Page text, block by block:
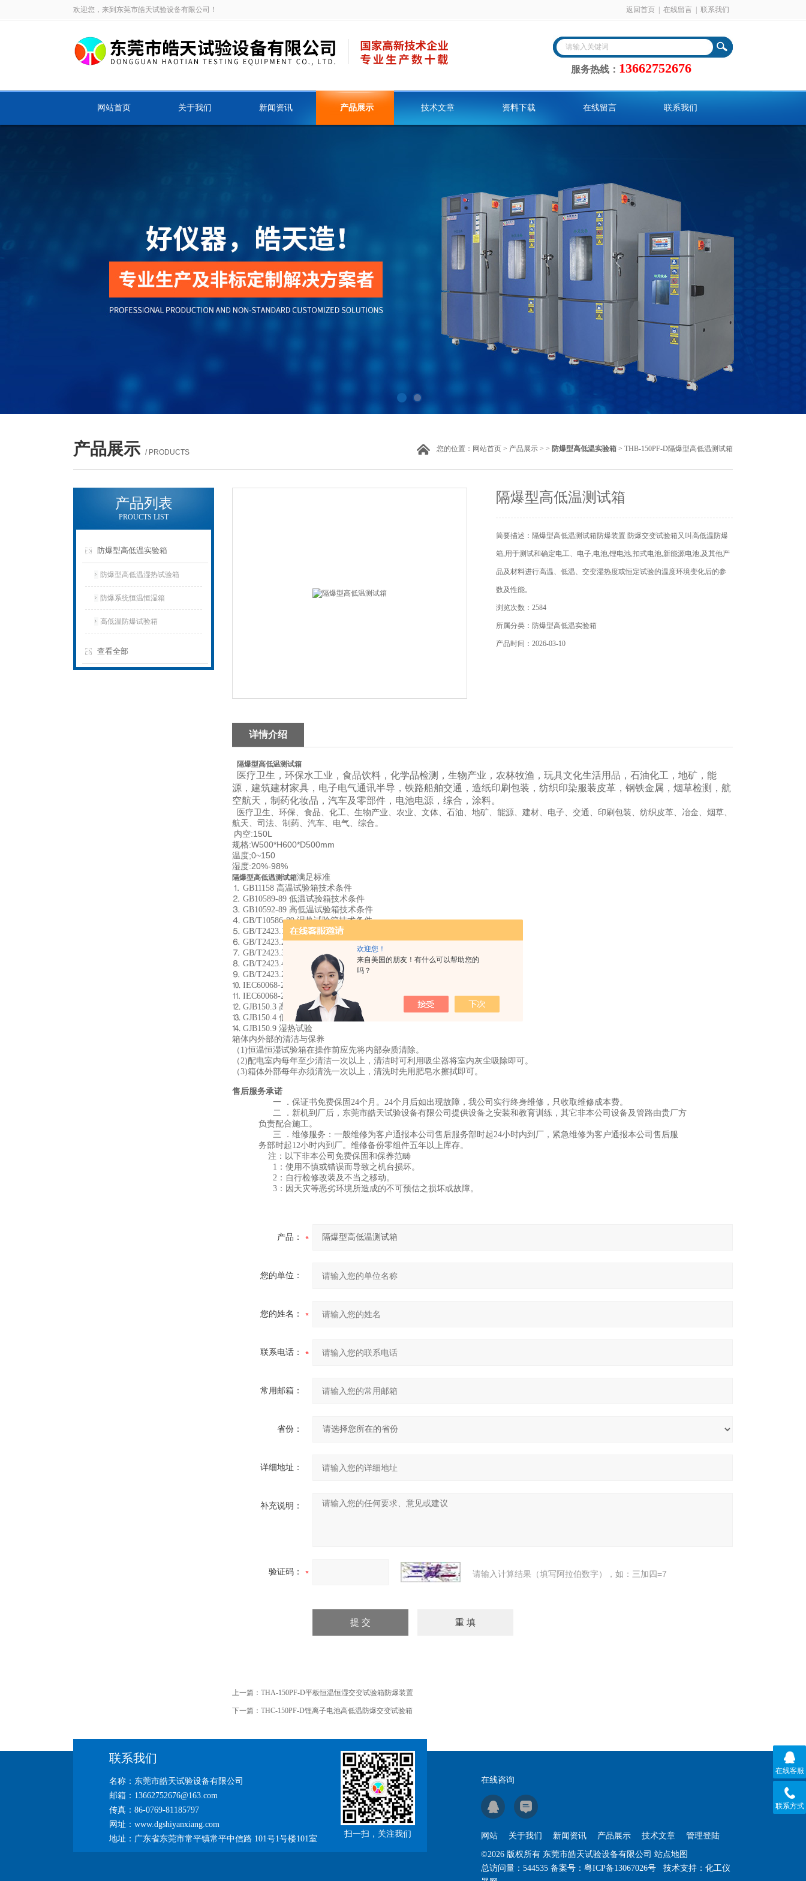
欢迎您！
来自美国的朋友！有什么可以帮助您的
吗？
欢迎您，来到东莞市皓天试验设备有限公司！ 返回首页 在线留言 联系我们
服务热线： 13662752676
网站首页 关于我们 新闻资讯 产品展示 技术文章 资料下载 在线留言 联系我们
产品展示 / PRODUCTS 您的位置： 网站首页 > 产品展示 > > 防爆型高低温实验箱 > THB-150PF-D隔爆型高低温测试箱
产品列表
PROUCTS LIST
防爆型高低温实验箱
防爆型高低温湿热试验箱
防爆系统恒温恒湿箱
高低温防爆试验箱
查看全部
隔爆型高低温测试箱
简要描述：隔爆型高低温测试箱防爆装置 防爆交变试验箱又叫高低温防爆
箱,用于测试和确定电工、电子,电池,锂电池,扣式电池,新能源电池,及其他产
品及材料进行高温、低温、交变湿热度或恒定试验的温度环境变化后的参
数及性能。
浏览次数：2584
所属分类：防爆型高低温实验箱
产品时间：2026-03-10
详情介绍
隔爆型高低温测试箱
医疗卫生，环保水工业，食品饮料，化学品检测，生物产业，农林牧渔，玩具文化生活用品，石油化工，地矿，能
源，建筑建材家具，电子电气通讯半导，铁路船舶交通，造纸印刷包装，纺织印染服装皮革，钢铁金属，烟草检测，航
空航天，制药化妆品，汽车及零部件，电池电源，综合，涂料。
医疗卫生、环保、食品、化工、生物产业、农业、文体、石油、地矿、能源、建材、电子、交通、印刷包装、纺织皮革、冶金、烟草、
航天、司法、制药、汽车、电气、综合。
内空:150L
规格:W500*H600*D500mm
温度;0~150
湿度:20%-98%
隔爆型高低温测试箱满足标准
⒈ GB11158 高温试验箱技术条件
⒉ GB10589-89 低温试验箱技术条件
⒊ GB10592-89 高低温试验箱技术条件
⒋ GB/T10586-89 湿热试验箱技术条件
⒌ GB/T2423.1-2008 低温试验箱试验方法
⒍ GB/T2423.2-2008 高温试验箱试验方法
⒎ GB/T2423.3-2006 湿热试验箱试验方法
⒏ GB/T2423.4-2008 交变湿热试验方法
⒐ GB/T2423.22-2002 温度变化试验方法
⒑ IEC60068-2-1.1990 低温试验箱试验方法
⒒ IEC60068-2-2.1974 高温试验箱试验方法
⒓ GJB150.3 高温试验
⒔ GJB150.4 低温试验
⒕ GJB150.9 湿热试验
箱体内外部的清洁与保养
（1)恒温恒湿试验箱在操作前应先将内部杂质清除。
（2)配电室内每年至少清洁一次 以上，清洁时可利用吸尘器将室内灰尘吸除即可。
（3)箱体外部每年亦须清洗一次以上，清洗时先用肥皂水擦拭即可。
售后服务承诺
一 ．保证书免费保固24个月 。24个月 后如出现故障，我公司实行终身维修，只收取维修成本费。
二 ．新机到厂后， 东莞市皓天试验设备有限公司提供设备之安装和教育训练，其它非本公司设备及管路由贵厂方
负责配合施工。
三 ．维修服务：一般维修为客户通报本公司售后服务部时起24小时内到厂，紧急维修为客户通报本公司售后服
务部时起12小时内到厂。维修备份零组件五年以上库存。
注：以下非本公司免费保固和保养范畴
1：使用不慎或错误而导致之机台损坏。
2：自行检修改装及不当之移动。
3：因天灾等恶劣环境所造成的不可预估之损坏或故障。
产品：
您的单位：
您的姓名：
联系电话：
常用邮箱：
省份：
详细地址：
补充说明：
验证码： 请输入计算结果（填写阿拉伯数字），如：三加四=7
上一篇： THA-150PF-D平板恒温恒湿交变试验箱防爆装置
下一篇： THC-150PF-D锂离子电池高低温防爆交变试验箱
联系我们
名称：东莞市皓天试验设备有限公司
邮箱：13662752676@163.com
传真：86-0769-81185797
网址：www.dgshiyanxiang.com
地址：广东省东莞市常平镇常平中信路 101号1号楼101室
扫一扫，关注我们
在线咨询
网站 关于我们 新闻资讯 产品展示 技术文章 管理登陆
©2026 版权所有 东莞市皓天试验设备有限公司 站点地图
总访问量： 544535 备案号：粤ICP备13067026号 技术支持： 化工仪
在线客服
联系方式